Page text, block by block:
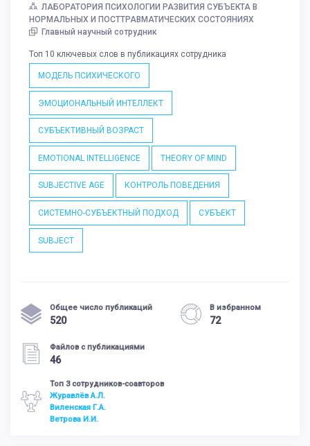
ЛАБОРАТОРИЯ ПСИХОЛОГИИ РАЗВИТИЯ СУБЪЕКТА В
НОРМАЛЬНЫХ И ПОСТТРАВМАТИЧЕСКИХ СОСТОЯНИЯХ
Главный научный сотрудник
Топ 10 ключевых слов в публикациях сотрудника
МОДЕЛЬ ПСИХИЧЕСКОГО
ЭМОЦИОНАЛЬНЫЙ ИНТЕЛЛЕКТ
СУБЪЕКТИВНЫЙ ВОЗРАСТ
EMOTIONAL INTELLIGENCE THEORY OF MIND
SUBJECTIVE AGE КОНТРОЛЬ ПОВЕДЕНИЯ
СИСТЕМНО-СУБЪЕКТНЫЙ ПОДХОД СУБЪЕКТ
SUBJECT
Общее число публикаций
520
В избранном
72
Файлов с публикациями
46
Топ 3 сотрудников-соавторов
Журавлёв А.Л.
Виленская Г.А.
Ветрова И.И.